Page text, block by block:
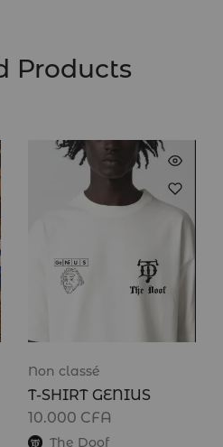
Products
Non classé
T-SHIRT GENIUS
10.000 CFA
The Doof